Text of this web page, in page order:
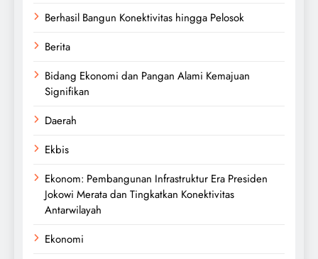
Berhasil Bangun Konektivitas hingga Pelosok
Berita
Bidang Ekonomi dan Pangan Alami Kemajuan
Signifikan
Daerah
Ekbis
Ekonom: Pembangunan Infrastruktur Era Presiden
Jokowi Merata dan Tingkatkan Konektivitas
Antarwilayah
Ekonomi